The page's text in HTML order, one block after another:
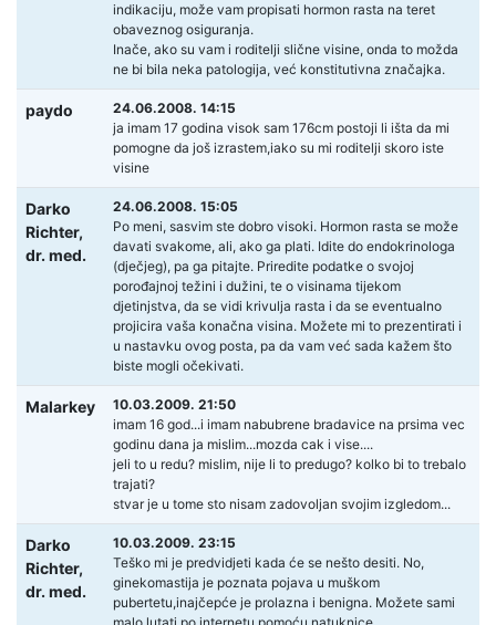
indikaciju, može vam propisati hormon rasta na teret
obaveznog osiguranja.
Inače, ako su vam i roditelji slične visine, onda to možda
ne bi bila neka patologija, već konstitutivna značajka.
paydo
24.06.2008. 14:15
ja imam 17 godina visok sam 176cm postoji li išta da mi
pomogne da još izrastem,iako su mi roditelji skoro iste
visine
Darko
Richter,
dr. med.
24.06.2008. 15:05
Po meni, sasvim ste dobro visoki. Hormon rasta se može
davati svakome, ali, ako ga plati. Idite do endokrinologa
(dječjeg), pa ga pitajte. Priredite podatke o svojoj
porođajnoj težini i dužini, te o visinama tijekom
djetinjstva, da se vidi krivulja rasta i da se eventualno
projicira vaša konačna visina. Možete mi to prezentirati i
u nastavku ovog posta, pa da vam već sada kažem što
biste mogli očekivati.
Malarkey
10.03.2009. 21:50
imam 16 god...i imam nabubrene bradavice na prsima vec
godinu dana ja mislim...mozda cak i vise....
jeli to u redu? mislim, nije li to predugo? kolko bi to trebalo
trajati?
stvar je u tome sto nisam zadovoljan svojim izgledom...
Darko
Richter,
dr. med.
10.03.2009. 23:15
Teško mi je predvidjeti kada će se nešto desiti. No,
ginekomastija je poznata pojava u muškom
pubertetu,inajčepće je prolazna i benigna. Možete sami